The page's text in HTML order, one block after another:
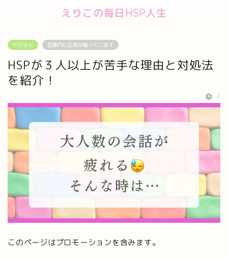
えりこの毎日HSP人生
HSPさん 記事内に広告が載っています
HSPが３人以上が苦手な理由と対処法
を紹介！
/
このページはプロモーションを含みます。